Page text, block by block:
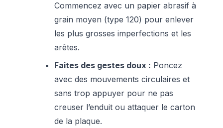
Commencez avec un papier abrasif à
grain moyen (type 120) pour enlever
les plus grosses imperfections et les
arêtes.
Faites des gestes doux : Poncez
avec des mouvements circulaires et
sans trop appuyer pour ne pas
creuser l’enduit ou attaquer le carton
de la plaque.